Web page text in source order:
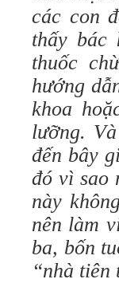
các con
thấy bác
thuốc
hướng
khoa
lưỡng.
đến bây
đó vì sao
này
nên làm
ba, bốn
“nhà tiên